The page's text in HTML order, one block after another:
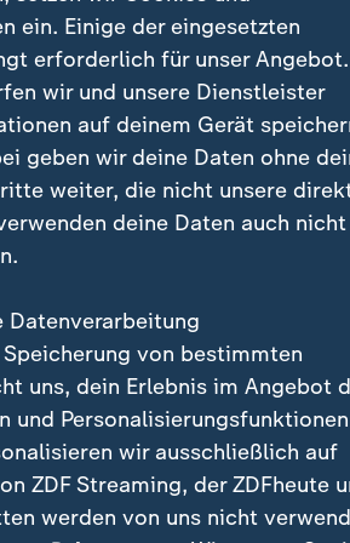
zuvor den
fürs DFB-Team
eine mentale
auf den Ausgleich reagieren (…).
ein. Einige der eingesetzten
erforderlich für unser
wir und unsere Dienstleister
auf deinem Gerät
geben wir deine Daten ohne
weiter, die nicht unsere
deine Daten auch nicht
von bestimmten
uns, dein Erlebnis im Angebot
und Personalisierungsfunktionen
wir ausschließlich auf
ZDF Streaming, der ZDFheute
werden von uns nicht